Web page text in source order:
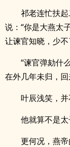
祁老连忙扶
说：“你是大燕太
让谏官知晓，少
“谏官弹劾什
在外几年未归，
叶辰浅笑，并
他就算不是太
更何况，燕